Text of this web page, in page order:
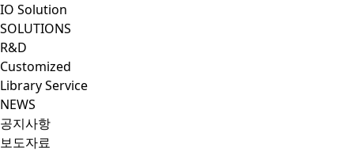
IO Solution
SOLUTIONS
R&D
Customized
Library Service
NEWS
공지사항
보도자료